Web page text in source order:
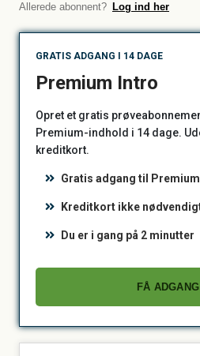
Allerede abonnent? Log ind her
GRATIS ADGANG I 14 DAGE
Premium Intro
Opret et gratis
Premium-indhold i 14 dage.
kreditkort.
Gratis adgang til
Kreditkort ikke
Du er i gang på 2 minutter
FÅ